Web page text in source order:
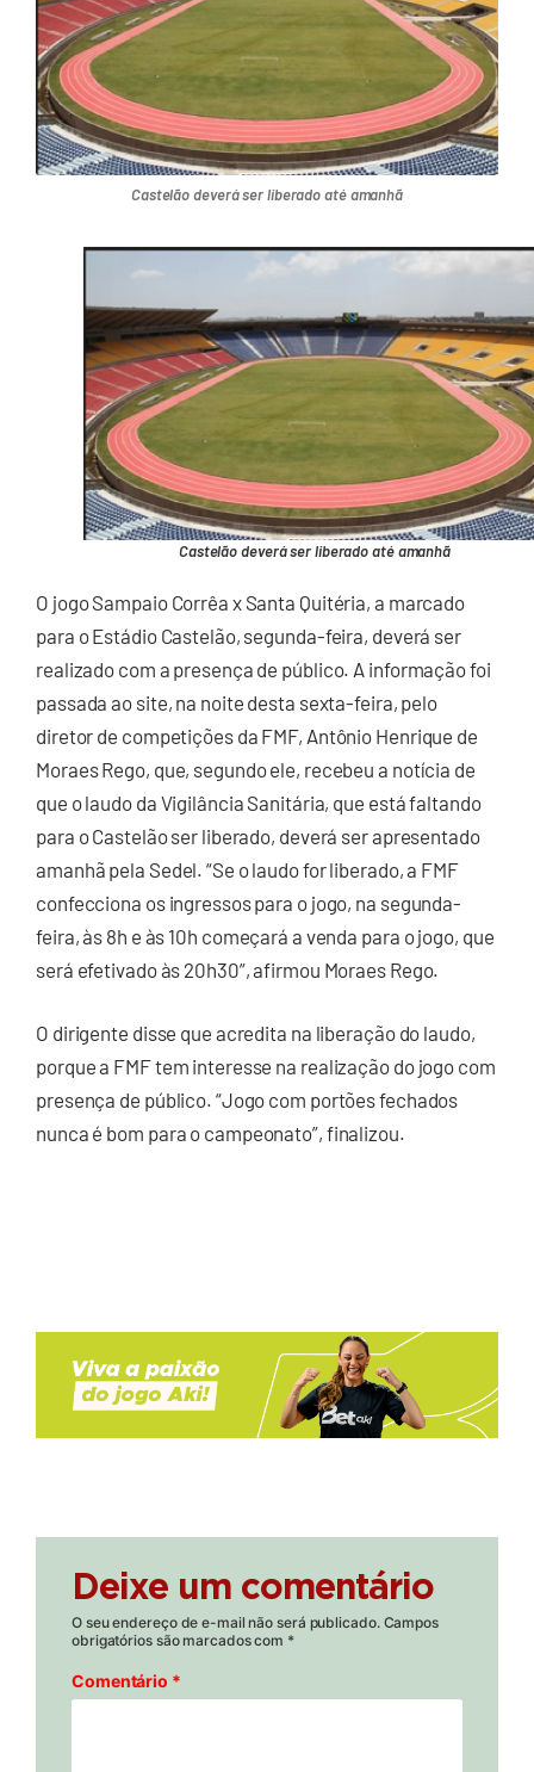
Castelão deverá ser liberado até amanhã
Castelão deverá ser liberado até amanhã
O jogo Sampaio Corrêa x Santa Quitéria, a marcado
para o Estádio Castelão, segunda-feira, deverá ser
realizado com a presença de público. A informação foi
passada ao site, na noite desta sexta-feira, pelo
diretor de competições da FMF, Antônio Henrique de
Moraes Rego, que, segundo ele, recebeu a notícia de
que o laudo da Vigilância Sanitária, que está faltando
para o Castelão ser liberado, deverá ser apresentado
amanhã pela Sedel. “Se o laudo for liberado, a FMF
confecciona os ingressos para o jogo, na segunda-
feira, às 8h e às 10h começará a venda para o jogo, que
será efetivado às 20h30”, afirmou Moraes Rego.
O dirigente disse que acredita na liberação do laudo,
porque a FMF tem interesse na realização do jogo com
presença de público. “Jogo com portões fechados
nunca é bom para o campeonato”, finalizou.
Deixe um comentário
O seu endereço de e-mail não será publicado. Campos
obrigatórios são marcados com *
Comentário *